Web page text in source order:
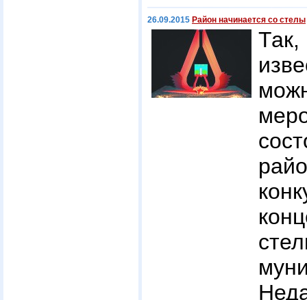
26.09.2015 Район начинается со стелы